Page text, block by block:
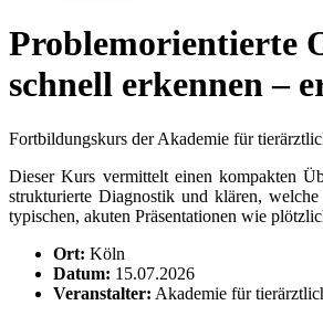
Problemorientierte
schnell erkennen –
Fortbildungskurs der Akademie für
Dieser Kurs vermittelt einen kompakten
strukturierte Diagnostik und klären,
typischen, akuten Präsentationen wie
Ort: Köln
Datum: 15.07.2026
Veranstalter: Akademie für